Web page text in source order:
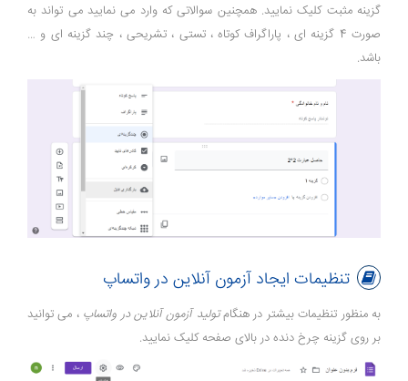
گزینه مثبت کلیک نمایید. همچنین سوالاتی که وارد می نمایید می تواند به
صورت 4 گزینه ای ، پاراگراف کوتاه ، تستی ، تشریحی ، چند گزینه ای و …
باشد.
تنظیمات ایجاد آزمون آنلاین در واتساپ
به منظور تنظیمات بیشتر در هنگامتولید آزمون آنلاین در واتساپ ، می توانید
بر روی گزینه چرخ دنده در بالای صفحه کلیک نمایید.